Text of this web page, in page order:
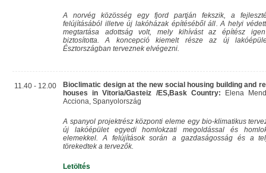
A norvég közösség egy fjord partján fekszik, a
felújításából illetve új lakóházak építéséből áll. A helyi
megtartása adottság volt, mely kihívást az építész
biztosította. A koncepció kiemelt része az új
Észtországban terveznek elvégezni.
11.40 - 12.00
Bioclimatic design at the new social housing building and
houses in Vitoria/Gasteiz /ES,Bask Country: Elena
Acciona, Spanyolország
A spanyol projektrész központi eleme egy bio-klimatikus
új lakóépület egyedi homlokzati megoldással és
elemekkel. A felújítások során a gazdaságosság és a
törekedtek a tervezők.
Letöltés